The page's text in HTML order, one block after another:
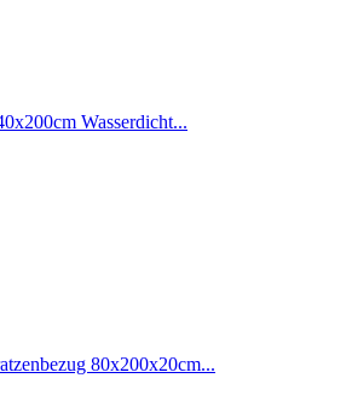
Wasserdicht...
80x200x20cm...